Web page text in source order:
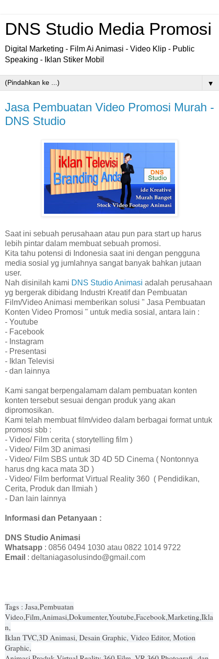
DNS Studio Media Promosi
Digital Marketing - Film Ai Animasi - Video Klip - Public
Speaking - Iklan Stiker Mobil
▼
Jasa Pembuatan Video Promosi Murah -
DNS Studio
Saat ini sebuah perusahaan atau pun para start up harus
lebih pintar dalam membuat sebuah promosi.
Kita tahu potensi di Indonesia saat ini dengan pengguna
media sosial yg jumlahnya sangat banyak bahkan jutaan
user.
Nah disinilah kami DNS Studio Animasi adalah perusahaan
yg bergerak dibidang Industri Kreatif dan Pembuatan
Film/Video Animasi memberikan solusi " Jasa Pembuatan
Konten Video Promosi " untuk media sosial, antara lain :
- Youtube
- Facebook
- Instagram
- Presentasi
- Iklan Televisi
- dan lainnya
Kami sangat berpengalamam dalam pembuatan konten
konten tersebut sesuai dengan produk yang akan
dipromosikan.
Kami telah membuat film/video dalam berbagai format untuk
promosi sbb :
- Video/ Film cerita ( storytelling film )
- Video/ Film 3D animasi
- Video/ Film SBS untuk 3D 4D 5D Cinema ( Nontonnya
harus dng kaca mata 3D )
- Video/ Film berformat Virtual Reality 360 ( Pendidikan,
Cerita, Produk dan Ilmiah )
- Dan lain lainnya
Informasi dan Petanyaan :
DNS Studio Animasi
Whatsapp : 0856 0494 1030 atau 0822 1014 9722
Email : deltaniagasolusindo@gmail.com
Tags : Jasa,Pembuatan
Video,Film,Animasi,Dokumenter,Youtube,Facebook,Marketing,Ikla
n,
Iklan TVC,3D Animasi, Desain Graphic, Video Editor, Motion
Graphic,